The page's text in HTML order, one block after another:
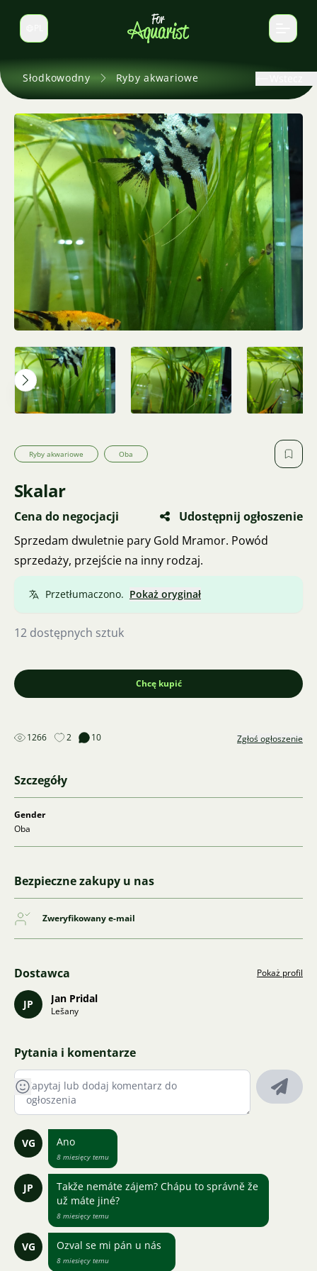
Zmień język
Słodkowodny Ryby akwariowe
Ryby akwariowe Oba
Skalar
Cena do negocjacji
Udostępnij ogłoszenie
Sprzedam dwuletnie pary Gold Mramor. Powód
sprzedaży, przejście na inny rodzaj.
Przetłumaczono. Pokaż oryginał
12 dostępnych sztuk
Chcę kupić
1266 2 10 Zgłoś ogłoszenie
Szczegóły
Gender
Oba
Bezpieczne zakupy u nas
Zweryfikowany e-mail
Dostawca Pokaż profil
JP Jan Pridal
Lešany
Pytania i komentarze
VG Ano
8 miesięcy temu
JP
Takže nemáte zájem? Chápu to správně že
už máte jiné?
8 miesięcy temu
VG Ozval se mi pán u nás
8 miesięcy temu